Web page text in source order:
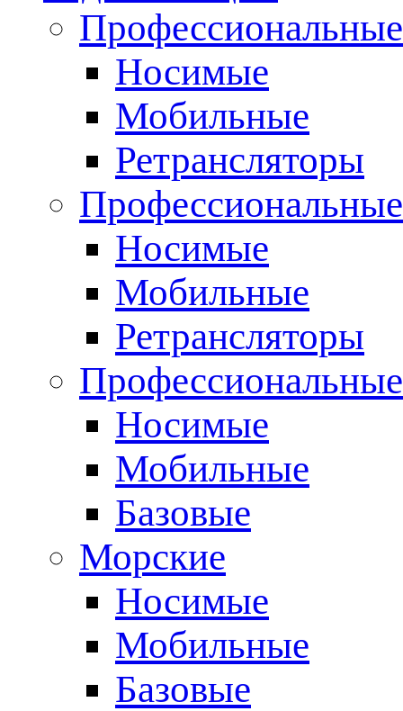
Носимые
Мобильные
Ретрансляторы
Носимые
Мобильные
Ретрансляторы
Носимые
Мобильные
Базовые
Морские
Носимые
Мобильные
Базовые